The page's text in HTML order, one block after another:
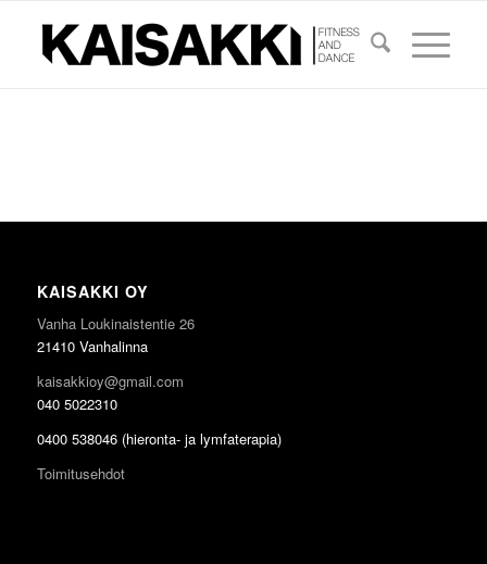
KAISAKKI OY
Vanha Loukinaistentie 26
21410 Vanhalinna
kaisakkioy@gmail.com
040 5022310
0400 538046 (hieronta- ja lymfaterapia)
Toimitusehdot